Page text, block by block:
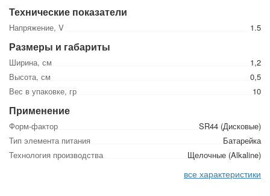
Технические показатели
Напряжение, V 1.5
Размеры и габариты
Ширина, см
1,2
Высота, см
0,5
Вес в упаковке, гр
10
Применение
Форм-фактор
SR44 (Дисковые)
Тип элемента питания
Батарейка
Технология производства
Щелочные (Alkaline)
все характеристики